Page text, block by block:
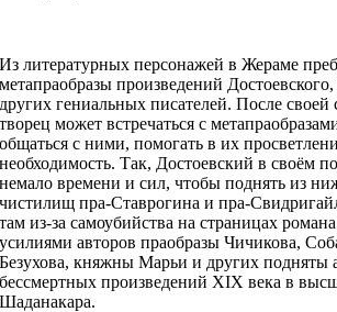
Из литературных персонажей в Жераме
метапраобразы произведений Достоевского,
других гениальных писателей. После
творец может встречаться с
общаться с ними, помогать в их
необходимость. Так, Достоевский в своём
немало времени и сил, чтобы поднять из
чистилищ пра-Ставрогина и пра-
там из-за самоубийства на страницах
усилиями авторов праобразы Чичикова,
Безухова, княжны Марьи и других подняты
бессмертных произведений ХIХ века в
Шаданакара.